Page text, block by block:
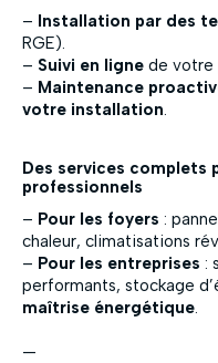
– Installation par des
RGE).
– Suivi en ligne de votre
– Maintenance
votre installation.
Des services complets
professionnels
– Pour les foyers :
chaleur, climatisations
– Pour les entreprises :
performants, stockage
maîtrise énergétique.
—